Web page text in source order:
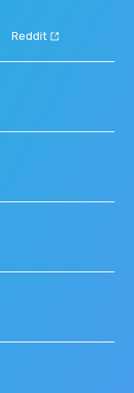
Reddit